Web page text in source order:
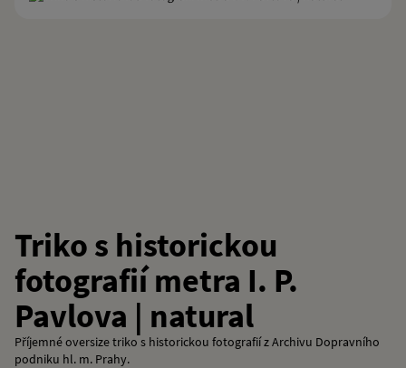
Triko s historickou
fotografií metra I. P.
Pavlova | natural
Příjemné oversize triko s historickou fotografií z Archivu Dopravního
podniku hl. m. Prahy.